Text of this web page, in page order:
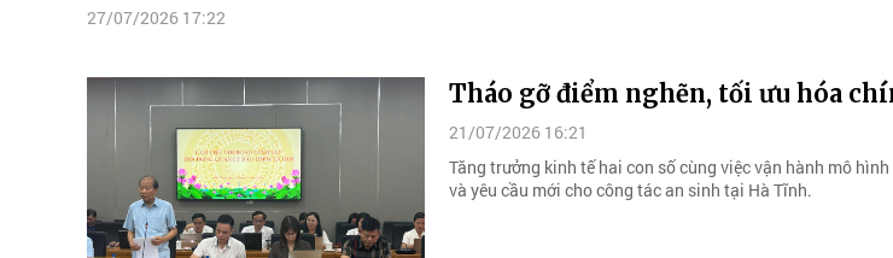
27/07/2026 17:22
Tháo gỡ điểm nghẽn, tối ưu hóa
21/07/2026 16:21
Tăng trưởng kinh tế hai con số cùng việc vận hành mô
và yêu cầu mới cho công tác an sinh tại Hà Tĩnh.